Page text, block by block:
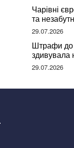
Чарівні
та
29.07.2026
Штрафи до
здивувала
Німеччині
29.07.2026